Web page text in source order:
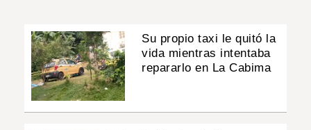
Su propio taxi le quitó la
vida mientras intentaba
repararlo en La Cabima